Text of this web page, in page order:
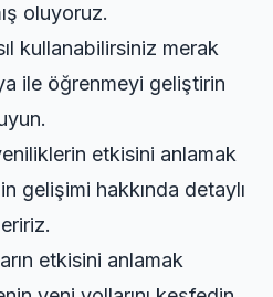
oluyoruz.
kullanabilirsiniz merak
ile öğrenmeyi geliştirin
etkisini anlamak
gelişimi hakkında detaylı
etkisini anlamak